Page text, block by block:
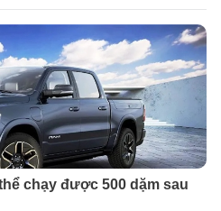
chạy được 500 dặm sau